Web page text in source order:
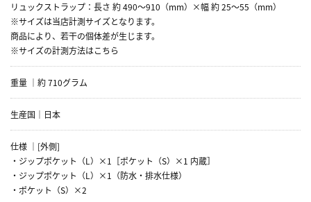
リュックストラップ：長さ 約 490～910（mm）×幅 約 25～55（mm）
※サイズは当店計測サイズとなります。
商品により、若干の個体差が生じます。
※サイズの計測方法はこちら
重量 ｜約 710グラム
生産国｜日本
仕様 ｜[外側]
・ジップポケット（L）×1［ポケット（S）×1 内蔵］
・ジップポケット（L）×1（防水・排水仕様）
・ポケット（S）×2